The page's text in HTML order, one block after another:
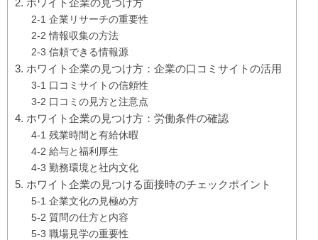
2. ホワイト企業の見つけ方
2-1 企業リサーチの重要性
2-2 情報収集の方法
2-3 信頼できる情報源
3. ホワイト企業の見つけ方：企業の口コミサイトの活用
3-1 口コミサイトの信頼性
3-2 口コミの見方と注意点
4. ホワイト企業の見つけ方：労働条件の確認
4-1 残業時間と有給休暇
4-2 給与と福利厚生
4-3 勤務環境と社内文化
5. ホワイト企業の見つける面接時のチェックポイント
5-1 企業文化の見極め方
5-2 質問の仕方と内容
5-3 職場見学の重要性